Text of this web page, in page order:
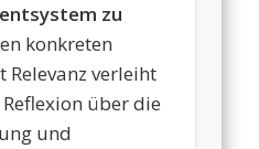
zu
konkreten
verleiht
über die
und